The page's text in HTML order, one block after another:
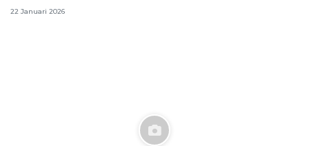
22 Januari 2026